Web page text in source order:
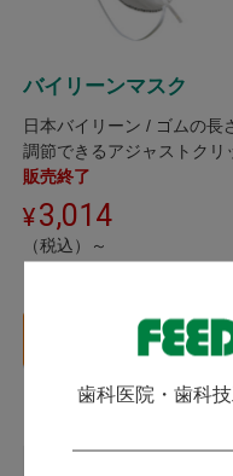
歯科医院・歯科
バイリーンマスク
日本バイリーン / ゴムの長
調節できるアジャストクリ
付き防じんマスクです。
販売終了
3,014
（税込）～
バリエーション一覧
へ